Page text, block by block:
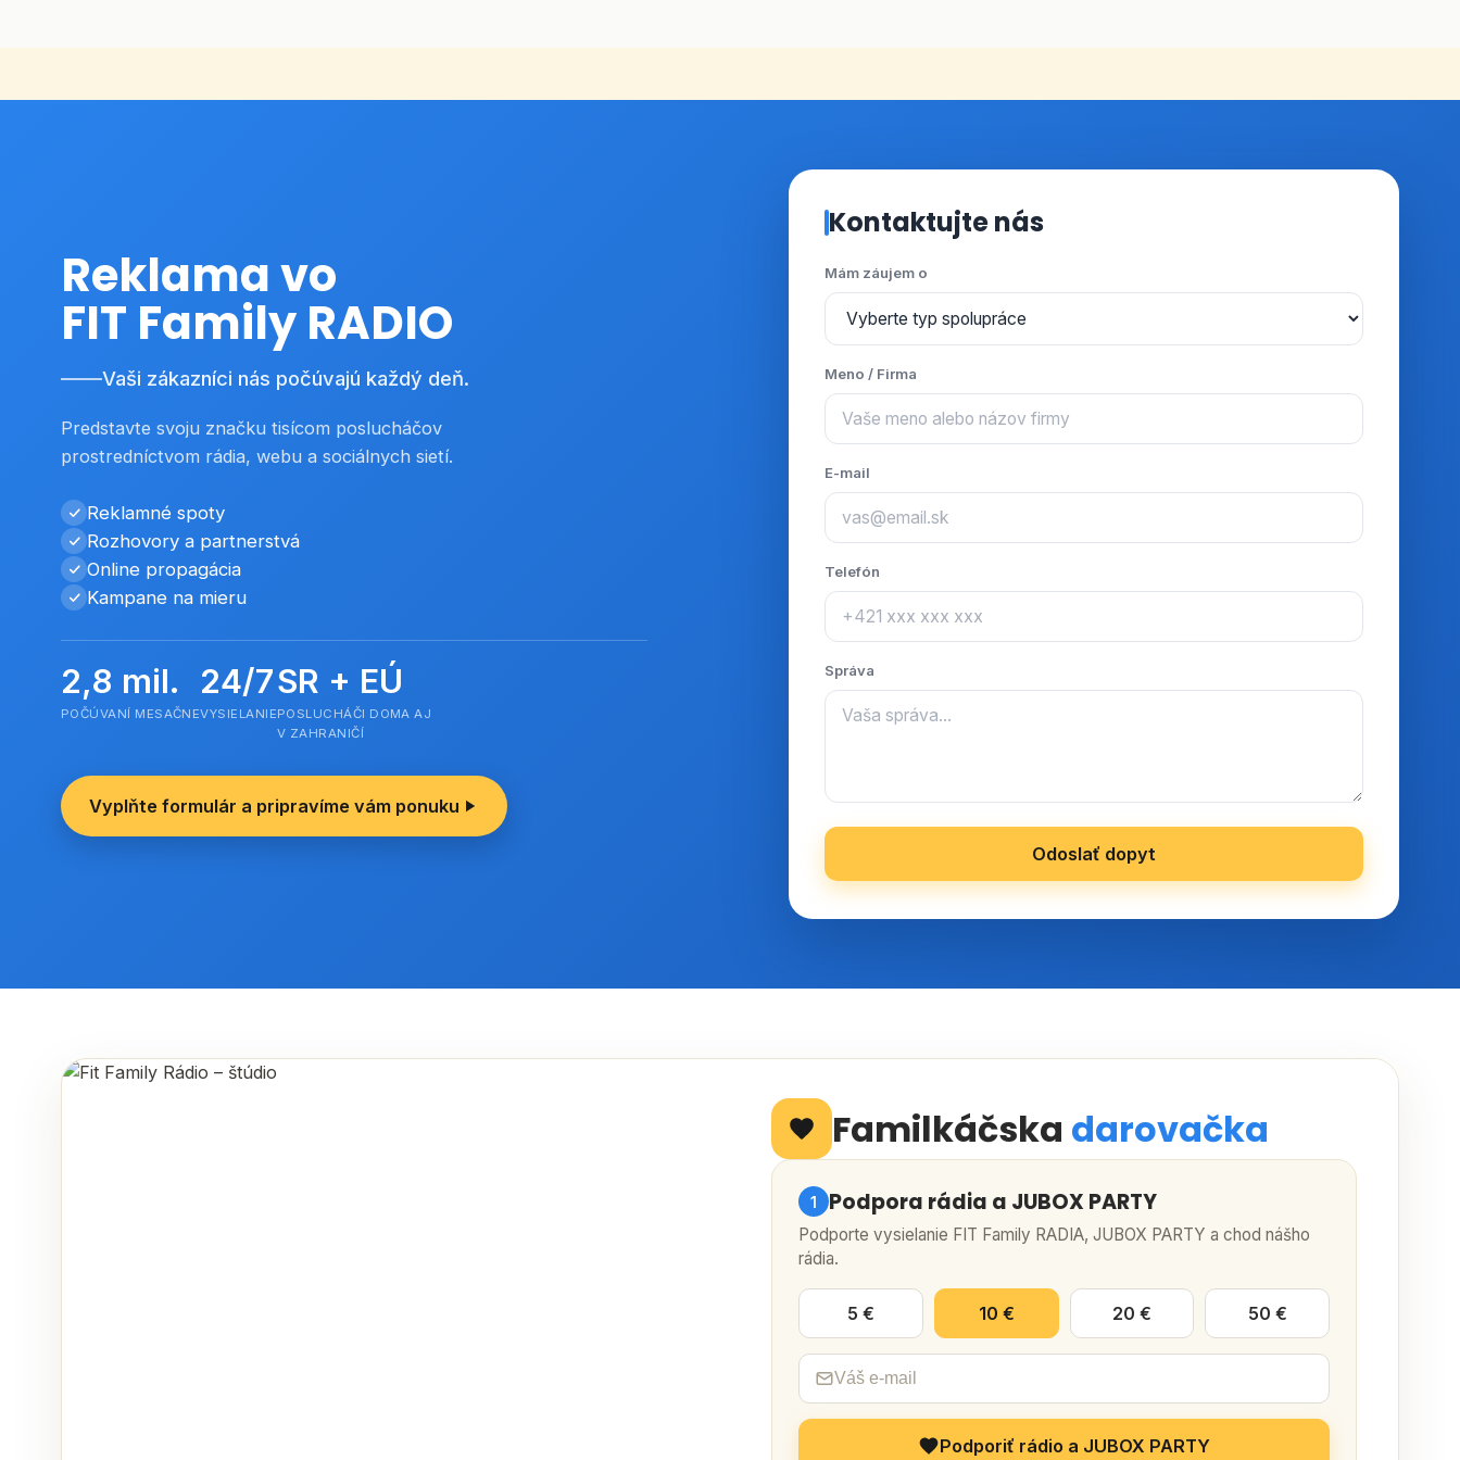
Reklama vo
FIT Family RADIO
Vaši zákazníci nás počúvajú každý deň.
Predstavte svoju značku tisícom poslucháčov
prostredníctvom rádia, webu a sociálnych sietí.
Reklamné spoty
Rozhovory a partnerstvá
Online propagácia
Kampane na mieru
2,8 mil.
POČÚVANÍ MESAČNE
24/7
VYSIELANIE
SR + EÚ
POSLUCHÁČI DOMA AJ
V ZAHRANIČÍ
Vyplňte formulár a pripravíme vám ponuku
Kontaktujte nás
Mám záujem o
Meno / Firma
E-mail
Telefón
Správa
Odoslať dopyt
Familkáčska darovačka
1 Podpora rádia a JUBOX PARTY
Podporte vysielanie FIT Family RADIA, JUBOX PARTY a chod nášho
rádia.
5 € 10 € 20 € 50 €
Podporiť rádio a JUBOX PARTY